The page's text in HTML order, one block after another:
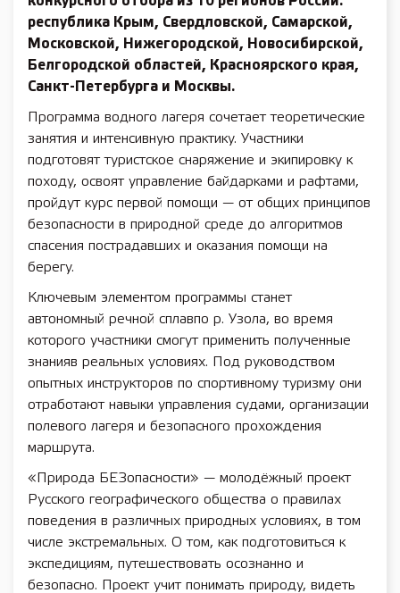
республика Крым, Свердловской, Самарской,
Московской, Нижегородской, Новосибирской,
Белгородской областей, Красноярского края,
Санкт-Петербурга и Москвы.
Программа водного лагеря сочетает теоретические
занятия и интенсивную практику. Участники
подготовят туристское снаряжение и экипировку к
походу, освоят управление байдарками и рафтами,
пройдут курс первой помощи — от общих принципов
безопасности в природной среде до алгоритмов
спасения пострадавших и оказания помощи на
берегу.
Ключевым элементом программы станет
автономный речной сплавпо р. Узола, во время
которого участники смогут применить полученные
знанияв реальных условиях. Под руководством
опытных инструкторов по спортивному туризму они
отработают навыки управления судами, организации
полевого лагеря и безопасного прохождения
маршрута.
«Природа БЕЗопасности» — молодёжный проект
Русского географического общества о правилах
поведения в различных природных условиях, в том
числе экстремальных. О том, как подготовиться к
экспедициям, путешествовать осознанно и
безопасно. Проект учит понимать природу, видеть